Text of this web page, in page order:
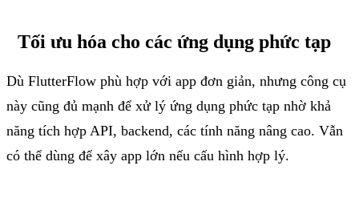
Tối ưu hóa cho các ứng dụng phức tạp
Dù FlutterFlow phù hợp với app đơn giản, nhưng công cụ
này cũng đủ mạnh để xử lý ứng dụng phức tạp nhờ khả
năng tích hợp API, backend, các tính năng nâng cao. Vẫn
có thể dùng để xây app lớn nếu cấu hình hợp lý.